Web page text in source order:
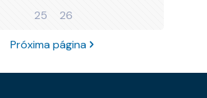
25
26
Próxima página